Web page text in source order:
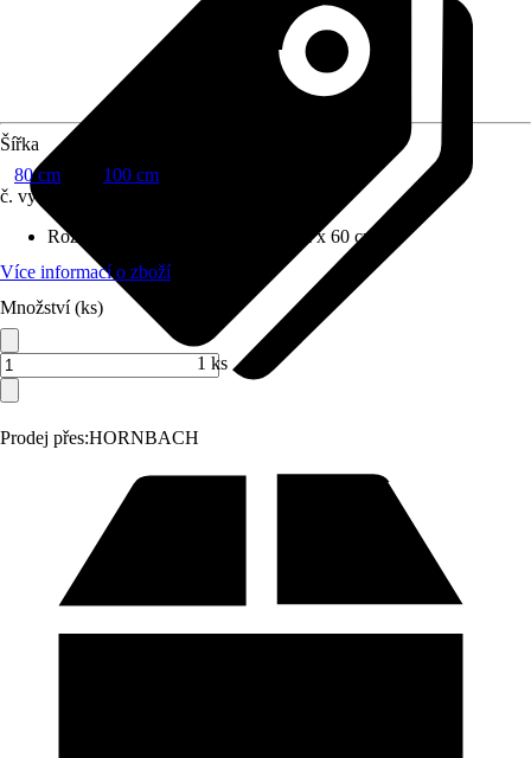
Prodej přes:HORNBACH
Šířka
80 cm
100 cm
č. výrobku
Rozměry (ŠxVxH)
80 cm x 85 cm x 60 cm
Více informací o zboží
Množství (ks)
1 ks